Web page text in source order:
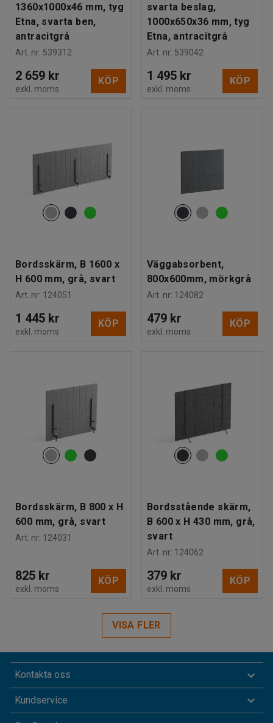
1360x1000x46 mm, tyg
Etna, svarta ben,
antracitgrå
Art. nr: 539312
2 659 kr
exkl. moms
KÖP
svarta beslag,
1000x650x36 mm, tyg
Etna, antracitgrå
Art. nr: 539042
1 495 kr
exkl. moms
KÖP
Bordsskärm, B 1600 x
H 600 mm, grå, svart
Art. nr: 124051
1 445 kr
exkl. moms
KÖP
Väggabsorbent,
800x600mm, mörkgrå
Art. nr: 124082
479 kr
exkl. moms
KÖP
Bordsskärm, B 800 x H
600 mm, grå, svart
Art. nr: 124031
825 kr
exkl. moms
KÖP
Bordsstående skärm,
B 600 x H 430 mm, grå,
svart
Art. nr: 124062
379 kr
exkl. moms
KÖP
VISA FLER
Kontakta oss
Kundservice